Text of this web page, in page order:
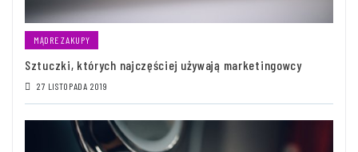
MĄDRE ZAKUPY
Sztuczki, których najczęściej używają marketingowcy
27 LISTOPADA 2019